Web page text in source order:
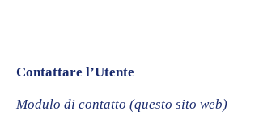
Contattare l’Utente
Modulo di contatto (questo sito web)